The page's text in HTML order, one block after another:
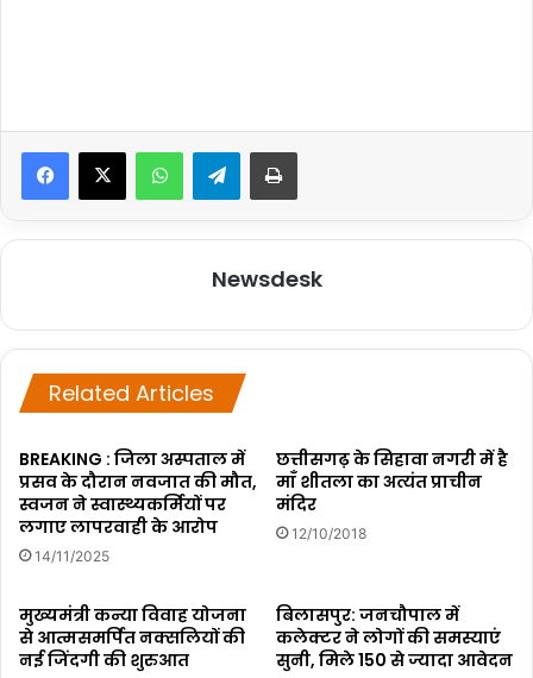
Telegram
Newsdesk
Related Articles
BREAKING : जिला अस्पताल में
प्रसव के दौरान नवजात की मौत,
स्वजन ने स्वास्थ्यकर्मियों पर
लगाए लापरवाही के आरोप
14/11/2025
छत्तीसगढ़ के सिहावा नगरी में है
माँ शीतला का अत्यंत प्राचीन
मंदिर
12/10/2018
मुख्यमंत्री कन्या विवाह योजना
से आत्मसमर्पित नक्सलियों की
नई जिंदगी की शुरुआत
बिलासपुर: जनचौपाल में
कलेक्टर ने लोगों की समस्याएं
सुनी, मिले 150 से ज्यादा आवेदन